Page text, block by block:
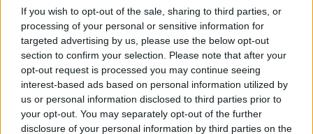
If you wish to opt-out of the sale, sharing to third parties, or
processing of your personal or sensitive information for
targeted advertising by us, please use the below opt-out
section to confirm your selection. Please note that after your
opt-out request is processed you may continue seeing
interest-based ads based on personal information utilized by
us or personal information disclosed to third parties prior to
your opt-out. You may separately opt-out of the further
disclosure of your personal information by third parties on the
macchine agricole che nel 1915 dette vita alle Officine Meccaniche
Toscane. Nel 1923 la società assunse il nome di Costruzioni
Meccaniche Nazionali, iniziando la produzione di macchine e
motori. E nel 1924 arrivò la Piaggio che acquisì le Officine per la
sua espansione in Toscana. Qui trovò imprenditori e lavoratori già
formati, un territorio competitivo.
Siamo città per questo e non tanto e non solo perché per Regio
Decreto, sollecitato da un gerarca fascista concittadino, nel 1930 ce
ne venne assegnato il titolo. Sarebbe un ragionamento apodittico,